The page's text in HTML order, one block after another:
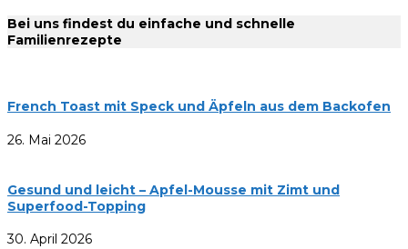
Bei uns findest du einfache und schnelle
Familienrezepte
French Toast mit Speck und Äpfeln aus dem Backofen
26. Mai 2026
Gesund und leicht – Apfel-Mousse mit Zimt und
Superfood-Topping
30. April 2026